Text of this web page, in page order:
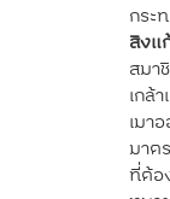
กระ
สิงแ
สมา
เกล้
เมา
มาต
ที่ต้อ